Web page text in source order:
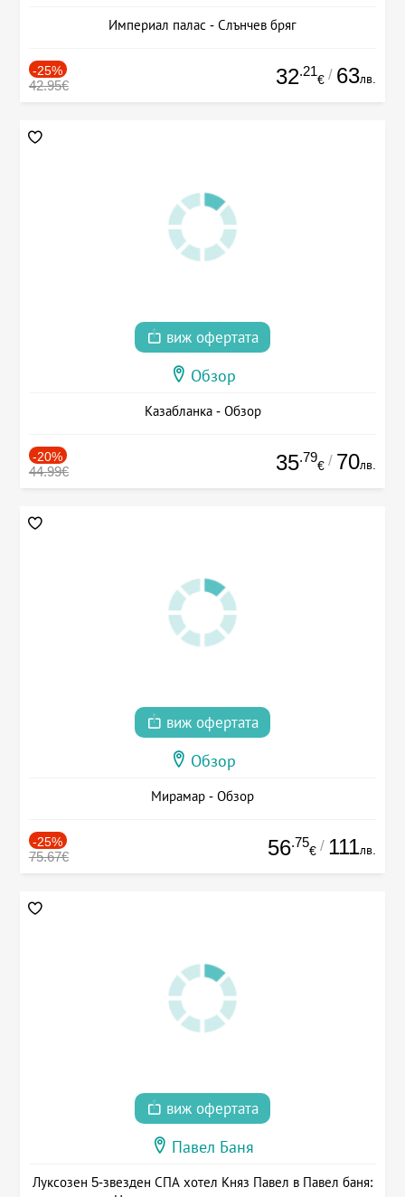
Империал палас - Слънчев бряг
-25%
42.95€ 32.21
€ / 63лв.
виж офертата
Обзор
Казабланка - Обзор
-20%
44.99€ 35.79
€ / 70лв.
виж офертата
Обзор
Мирамар - Обзор
-25%
75.67€ 56.75
€ / 111лв.
виж офертата
Павел Баня
Луксозен 5-звезден СПА хотел Княз Павел в Павел баня: